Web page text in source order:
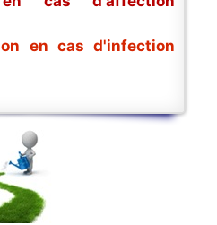
en cas d'infection